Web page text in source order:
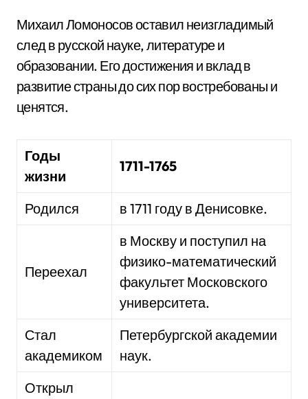
Михаил Ломоносов оставил неизгладимый
след в русской науке, литературе и
образовании. Его достижения и вклад в
развитие страны до сих пор востребованы и
ценятся.
Годы
жизни
1711-1765
Родился в 1711 году в Денисовке.
Переехал
в Москву и поступил на
физико-математический
факультет Московского
университета.
Стал
академиком
Петербургской академии
наук.
Открыл